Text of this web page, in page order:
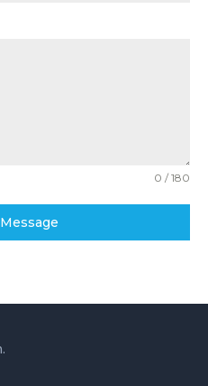
0 / 180
.